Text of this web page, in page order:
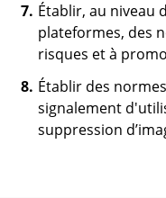
Établir, au niveau
plateformes, des
risques et à
Établir des
signalement
suppression